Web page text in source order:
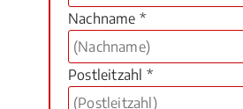
Nachname *
Postleitzahl *